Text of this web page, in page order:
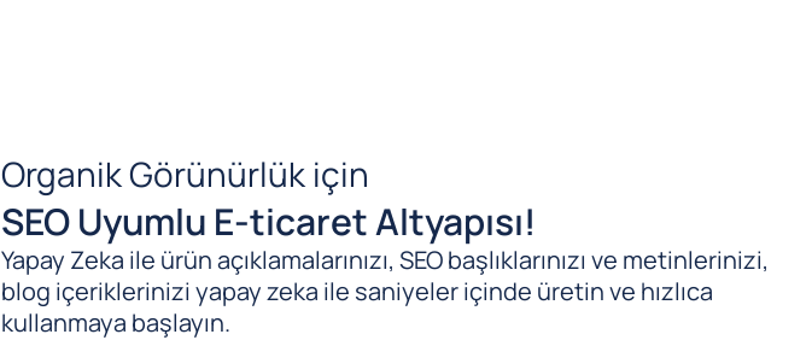
Organik Görünürlük için
SEO Uyumlu E-ticaret Altyapısı!
Yapay Zeka ile ürün açıklamalarınızı, SEO başlıklarınızı ve metinlerinizi,
blog içeriklerinizi yapay zeka ile saniyeler içinde üretin ve hızlıca
kullanmaya başlayın.